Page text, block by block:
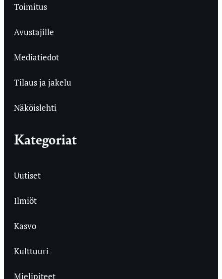
Toimitus
Avustajille
Mediatiedot
Tilaus ja jakelu
Näköislehti
Kategoriat
Uutiset
Ilmiöt
Kasvo
Kulttuuri
Mielipiteet